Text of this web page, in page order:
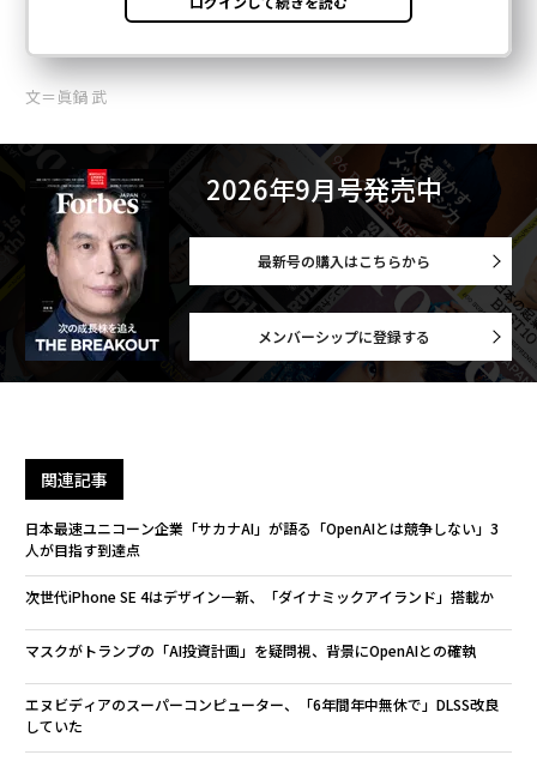
文＝眞鍋 武
2026年9月号発売中
最新号の購入はこちらから
メンバーシップに登録する
関連記事
日本最速ユニコーン企業「サカナAI」が語る「OpenAIとは競争しない」3
人が目指す到達点
次世代iPhone SE 4はデザイン一新、「ダイナミックアイランド」搭載か
マスクがトランプの「AI投資計画」を疑問視、背景にOpenAIとの確執
エヌビディアのスーパーコンピューター、「6年間年中無休で」DLSS改良
していた